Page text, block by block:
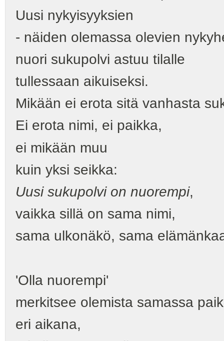
Uusi nykyisyyksien
- näiden olemassa olevien
nuori sukupolvi astuu tilalle
tullessaan aikuiseksi.
Mikään ei erota sitä vanhasta
Ei erota nimi, ei paikka,
ei mikään muu
kuin yksi seikka:
Uusi sukupolvi on nuorempi,
vaikka sillä on sama nimi,
sama ulkonäkö, sama
'Olla nuorempi'
merkitsee olemista samassa
eri aikana,